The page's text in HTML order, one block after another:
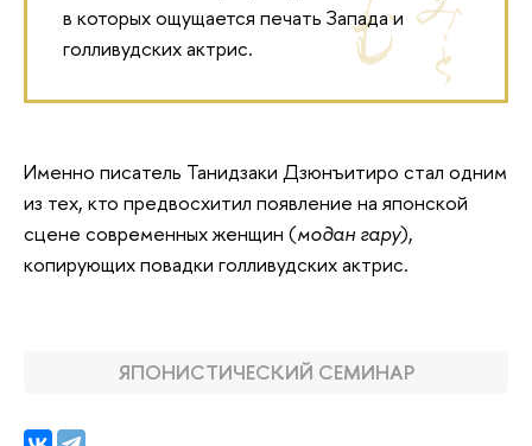
в которых ощущается печать Запада и
голливудских актрис.
Именно писатель Танидзаки Дзюнъитиро стал одним
из тех, кто предвосхитил появление на японской
сцене современных женщин (модан гару),
копирующих повадки голливудских актрис.
ЯПОНИСТИЧЕСКИЙ СЕМИНАР